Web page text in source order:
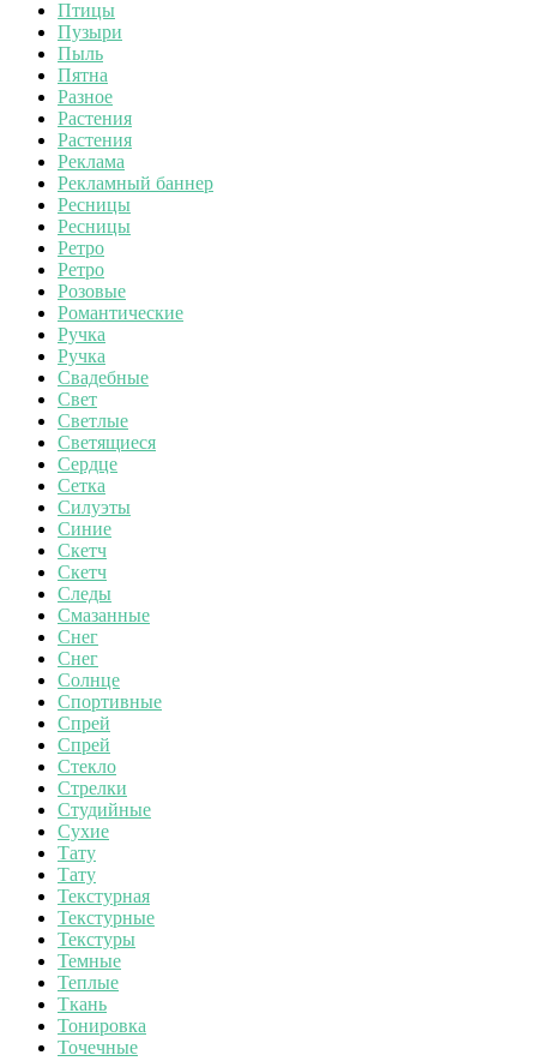
Птицы
Пузыри
Пыль
Пятна
Разное
Растения
Растения
Реклама
Рекламный баннер
Ресницы
Ресницы
Ретро
Ретро
Розовые
Романтические
Ручка
Ручка
Свадебные
Свет
Светлые
Светящиеся
Сердце
Сетка
Силуэты
Синие
Скетч
Скетч
Следы
Смазанные
Снег
Снег
Солнце
Спортивные
Спрей
Спрей
Стекло
Стрелки
Студийные
Сухие
Тату
Тату
Текстурная
Текстурные
Текстуры
Темные
Теплые
Ткань
Тонировка
Точечные